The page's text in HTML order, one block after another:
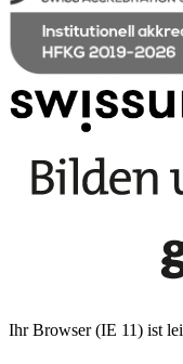
Ihr Browser (IE 11) ist